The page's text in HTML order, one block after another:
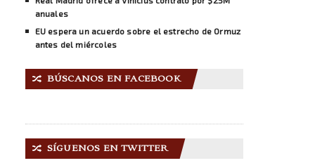
anuales
EU espera un acuerdo sobre el estrecho de Ormuz
antes del miércoles
🔀 BÚSCANOS EN FACEBOOK
🔀 SÍGUENOS EN TWITTER